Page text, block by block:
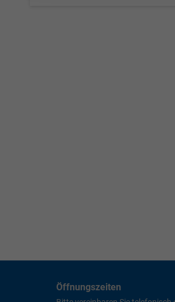
Öffnungszeiten